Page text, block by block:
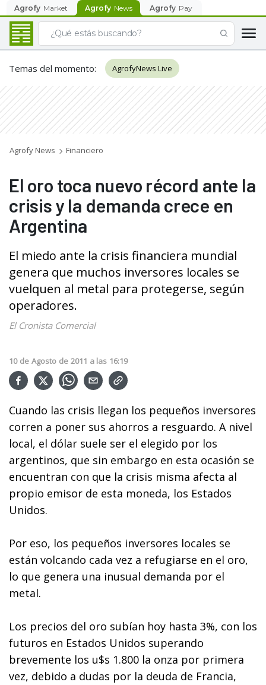
Agrofy Market Agrofy News Agrofy Pay
Temas del momento: AgrofyNews Live
Agrofy News Financiero
El oro toca nuevo récord ante la
crisis y la demanda crece en
Argentina
El miedo ante la crisis financiera mundial
genera que muchos inversores locales se
vuelquen al metal para protegerse, según
operadores.
El Cronista Comercial
10 de Agosto de 2011 a las 16:19
Cuando las crisis llegan los pequeños inversores
corren a poner sus ahorros a resguardo. A nivel
local, el dólar suele ser el elegido por los
argentinos, que sin embargo en esta ocasión se
encuentran con que la crisis misma afecta al
propio emisor de esta moneda, los Estados
Unidos.
Por eso, los pequeños inversores locales se
están volcando cada vez a refugiarse en el oro,
lo que genera una inusual demanda por el
metal.
Los precios del oro subían hoy hasta 3%, con los
futuros en Estados Unidos superando
brevemente los u$s 1.800 la onza por primera
vez, debido a dudas por la deuda de Francia,